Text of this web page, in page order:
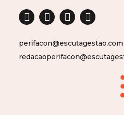
perifacon@escutagestao.com